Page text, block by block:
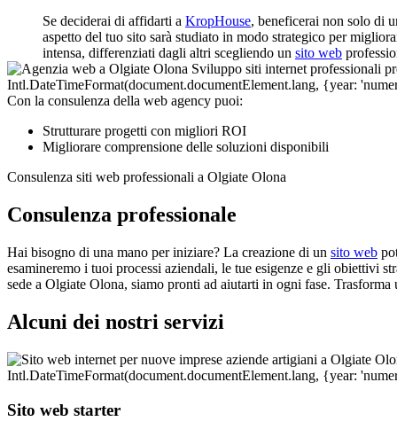
Se deciderai di affidarti a KropHouse, beneficerai non solo di
aspetto del tuo sito sarà studiato in modo strategico per
intensa, differenziati dagli altri scegliendo un sito web
Con la consulenza della web agency puoi:
Strutturare progetti con migliori ROI
Migliorare comprensione delle soluzioni disponibili
Consulenza siti web professionali a Olgiate Olona
Consulenza professionale
Hai bisogno di una mano per iniziare? La creazione di un sito web
esamineremo i tuoi processi aziendali, le tue esigenze e gli obiettivi
sede a Olgiate Olona, siamo pronti ad aiutarti in ogni fase.
Alcuni dei nostri servizi
Sito web starter